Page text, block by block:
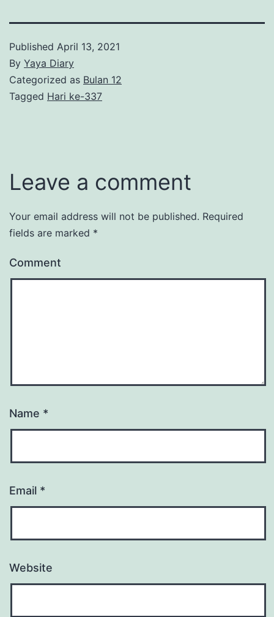
Published April 13, 2021
By Yaya Diary
Categorized as Bulan 12
Tagged Hari ke-337
Leave a comment
Your email address will not be published. Required
fields are marked *
Comment
Name *
Email *
Website